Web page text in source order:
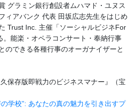
グラミン銀行創設者ムハマド・ユヌス
ィアバンク 代表 田坂広志先生をはじめ
Trust Inc. 主催「ソーシャルビジネFor
。能楽・オペラコンサート・奉納行事
のできる各種行事のオーガナイザーと
保存版即戦力のビジネスマナー』（宝
の学校”: あなたの真の魅力を引き出すプ